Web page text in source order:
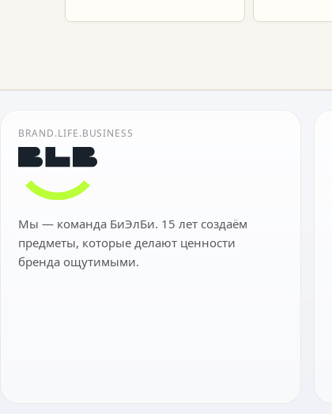
BRAND.LIFE.BUSINESS
Мы — команда БиЭлБи. 15 лет создаём
предметы, которые делают ценности
бренда ощутимыми.